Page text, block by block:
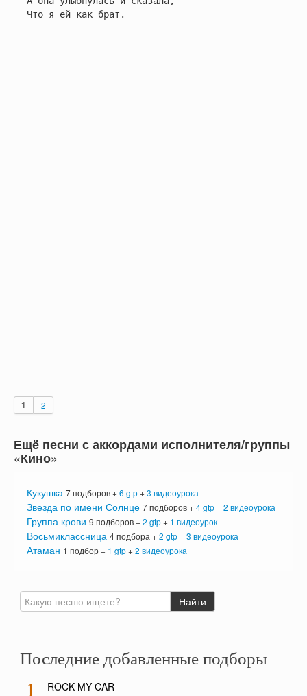
Что я ей как брат.
1 2
Ещё песни с аккордами исполнителя/группы
«Кино»
Кукушка 7 подборов + 6 gtp+ 3 видеоурока
Звезда по имени Солнце 7 подборов + 4 gtp+ 2 видеоурока
Группа крови 9 подборов + 2 gtp+ 1 видеоурок
Восьмиклассница 4 подбора + 2 gtp+ 3 видеоурока
Атаман 1 подбор + 1 gtp+ 2 видеоурока
Последние добавленные подборы
1 ROCK MY CAR